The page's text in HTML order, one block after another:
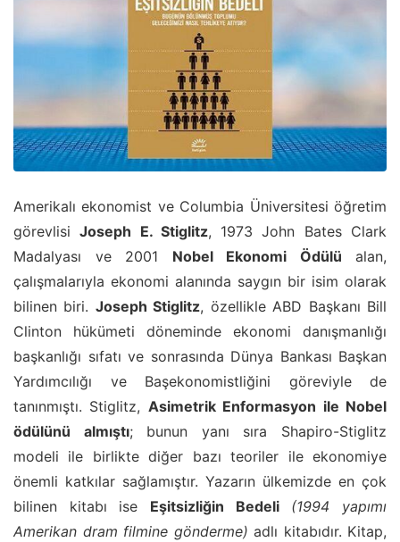
Amerikalı ekonomist ve Columbia Üniversitesi öğretim
görevlisiJoseph E. Stiglitz, 1973 John Bates Clark
Madalyası ve 2001 Nobel Ekonomi Ödülü alan,
çalışmalarıyla ekonomi alanında saygın bir isim olarak
bilinen biri. Joseph Stiglitz, özellikle ABD Başkanı Bill
Clinton hükümeti döneminde ekonomi danışmanlığı
başkanlığı sıfatı ve sonrasında Dünya Bankası Başkan
Yardımcılığı ve Başekonomistliğini göreviyle de
tanınmıştı. Stiglitz, Asimetrik Enformasyon ile Nobel
ödülünü almıştı; bunun yanı sıra Shapiro-Stiglitz
modeli ile birlikte diğer bazı teoriler ile ekonomiye
önemli katkılar sağlamıştır. Yazarın ülkemizde en çok
bilinen kitabı ise Eşitsizliğin Bedeli
(1994 yapımı
Amerikan dram filmine gönderme) adlı kitabıdır. Kitap,